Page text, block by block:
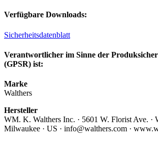
Verfügbare Downloads:
Sicherheitsdatenblatt
Verantwortlicher im Sinne der
(GPSR) ist:
Marke
Walthers
Hersteller
WM. K. Walthers Inc. · 5601 W. Florist Ave. ·
Milwaukee · US · info@walthers.com ·